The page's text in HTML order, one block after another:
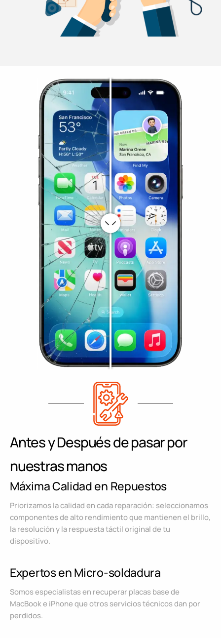
Antes y Después de pasar por
nuestras manos
Máxima Calidad en Repuestos
Priorizamos la calidad en cada reparación: seleccionamos
componentes de alto rendimiento que mantienen el brillo,
la resolución y la respuesta táctil original de tu
dispositivo.
Expertos en Micro-soldadura
Somos especialistas en recuperar placas base de
MacBook e iPhone que otros servicios técnicos dan por
perdidos.